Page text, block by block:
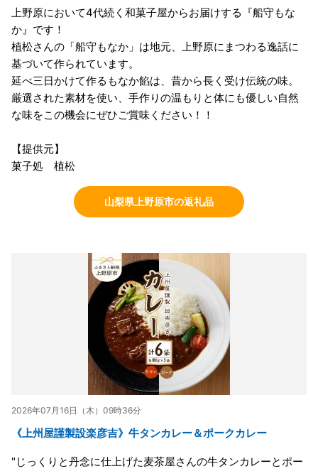
上野原において4代続く和菓子屋からお届けする『船守もな
か』です！
植松さんの「船守もなか」は地元、上野原にまつわる逸話に
基づいて作られています。
延べ三日かけて作るもなか餡は、昔から長く受け伝統の味。
厳選された素材を使い、手作りの温もりと体にも優しい自然
な味をこの機会にぜひご賞味ください！！
【提供元】
菓子処 植松
山梨県上野原市の返礼品
2026年07月16日（木）09時36分
《上州屋謹製設楽彦吉》牛タンカレー＆ポークカレー
"じっくりと丹念に仕上げた麦茶屋さんの牛タンカレーとポー